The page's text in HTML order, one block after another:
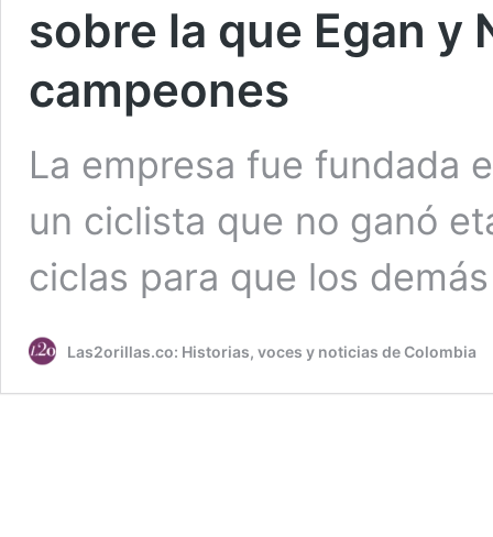
sobre la que Egan y
campeones
La empresa fue fundada
un ciclista que no ganó
ciclas para que los
Las2orillas.co: Historias, voces y noticias de Colombia